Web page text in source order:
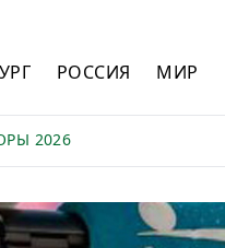
РОССИЯ МИР
2026